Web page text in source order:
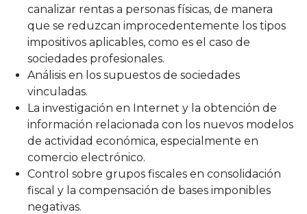
canalizar rentas a personas físicas, de manera
que se reduzcan improcedentemente los tipos
impositivos aplicables, como es el caso de
sociedades profesionales.
Análisis en los supuestos de sociedades
vinculadas.
La investigación en Internet y la obtención de
información relacionada con los nuevos modelos
de actividad económica, especialmente en
comercio electrónico.
Control sobre grupos fiscales en consolidación
fiscal y la compensación de bases imponibles
negativas.